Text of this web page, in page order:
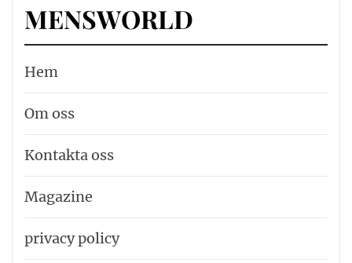
MENSWORLD
Hem
Om oss
Kontakta oss
Magazine
privacy policy